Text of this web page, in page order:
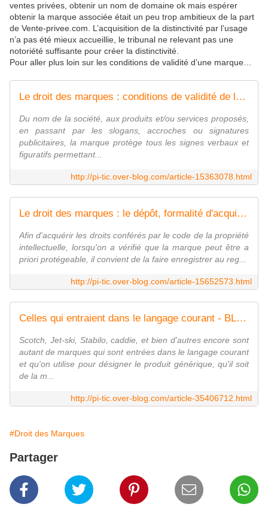
ventes privées, obtenir un nom de domaine ok mais espérer
obtenir la marque associée était un peu trop ambitieux de la part
de Vente-privee.com. L’acquisition de la distinctivité par l’usage
n’a pas été mieux accueillie, le tribunal ne relevant pas une
notoriété suffisante pour créer la distinctivité.
Pour aller plus loin sur les conditions de validité d’une marque…
Le droit des marques : conditions de validité de la marque française
Du nom de la société, aux produits et/ou services proposés,
en passant par les slogans, accroches ou signatures
publicitaires, la marque protège tous les signes verbaux et
figuratifs permettant...
http://pi-tic.over-blog.com/article-15363078.html
Le droit des marques : le dépôt, formalité d'acquisition des droits
Afin d'acquérir les droits conférés par le code de la propriété
intellectuelle, lorsqu'on a vérifié que la marque peut être a
priori protégeable, il convient de la faire enregistrer au reg...
http://pi-tic.over-blog.com/article-15652573.html
Celles qui entraient dans le langage courant - BLIC BLOG Business.Lois.Innovation.Communication
Scotch, Jet-ski, Stabilo, caddie, et bien d'autres encore sont
autant de marques qui sont entrées dans le langage courant
et qu'on utilise pour désigner le produit générique, qu'il soit
de la m...
http://pi-tic.over-blog.com/article-35406712.html
#Droit des Marques
Partager